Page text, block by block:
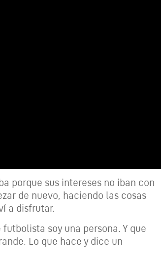
porque sus intereses no iban con
de nuevo, haciendo las cosas
a disfrutar.
soy una persona. Y que
Lo que hace y dice un